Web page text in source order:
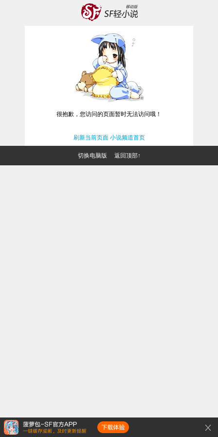
很抱歉，您访问的页面暂时无法访问哦！
刷新当前页面 小说频道首页
切换电脑版 返回顶部↑